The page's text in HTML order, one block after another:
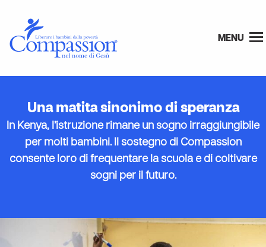
MENU
Una matita sinonimo di speranza
In Kenya, l’istruzione rimane un sogno irraggiungibile
per molti bambini. Il sostegno di Compassion
consente loro di frequentare la scuola e di coltivare
sogni per il futuro.